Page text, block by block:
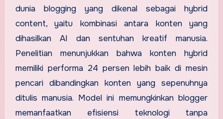
dunia blogging yang dikenal sebagai hybrid
content, yaitu kombinasi antara konten yang
dihasilkan AI dan sentuhan kreatif manusia.
Penelitian menunjukkan bahwa konten hybrid
memiliki performa 24 persen lebih baik di mesin
pencari dibandingkan konten yang sepenuhnya
ditulis manusia. Model ini memungkinkan blogger
memanfaatkan efisiensi teknologi tanpa